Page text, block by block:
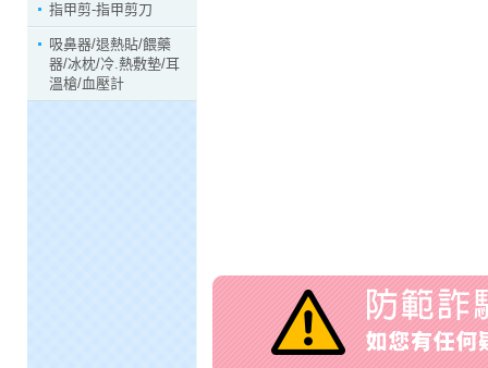
指甲剪-指甲剪刀
吸鼻器/退熱貼/餵藥
器/冰枕/冷.熱敷墊/耳
溫槍/血壓計